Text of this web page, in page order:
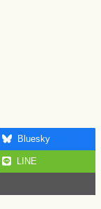
Bluesky
LINE